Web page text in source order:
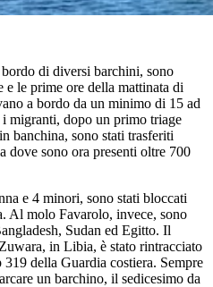
di diversi barchini, sono
e le prime ore della mattinata di
a bordo da un minimo di 15 ad
migranti, dopo un primo triage
banchina, sono stati trasferiti
dove sono ora presenti oltre 700
e 4 minori, sono stati bloccati
Al molo Favarolo, invece, sono
Sudan ed Egitto. Il
in Libia, è stato rintracciato
della Guardia costiera. Sempre
un barchino, il sedicesimo da